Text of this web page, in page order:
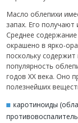
Масло облепихи
запах. Его
Среднее
окрашено в ярко-
поскольку
популярность
годов XX века. Оно
полезнейших
каротиноиды